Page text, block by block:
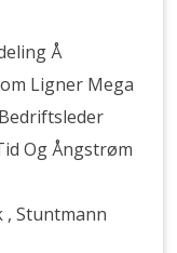
Å
Ligner Mega
Og Ångstrøm
, Stuntmann